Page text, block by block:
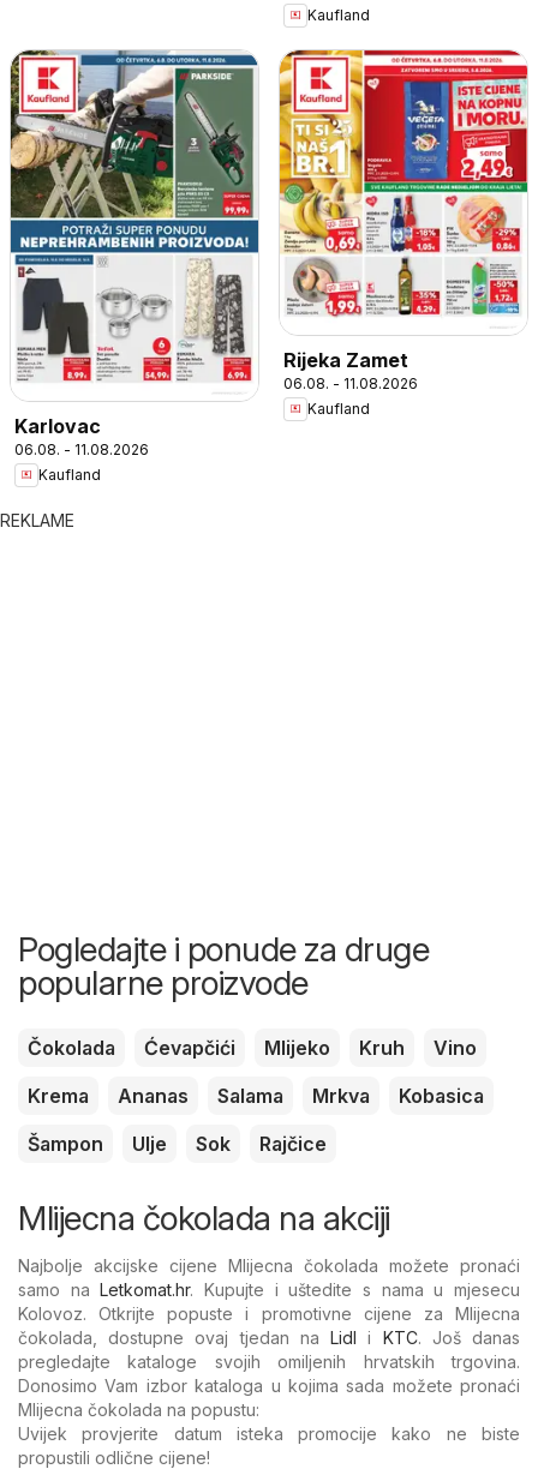
Kaufland
Karlovac
06.08. - 11.08.2026
Kaufland
Rijeka Zamet
06.08. - 11.08.2026
Kaufland
REKLAME
Pogledajte i ponude za druge
popularne proizvode
Čokolada Ćevapčići Mlijeko Kruh
Vino
Krema
Ananas Salama Mrkva
Kobasica
Šampon
Ulje Sok Rajčice
Mlijecna čokolada na akciji
Najbolje akcijske cijene Mlijecna čokolada možete pronaći
samo naLetkomat.hr. Kupujte i uštedite s nama u mjesecu
Kolovoz. Otkrijte popuste i promotivne cijene za Mlijecna
čokolada, dostupne ovaj tjedan naLidl i KTC. Još danas
pregledajte kataloge svojih omiljenih hrvatskih trgovina.
Donosimo Vam izbor kataloga u kojima sada možete pronaći
Mlijecna čokolada na popustu:
Uvijek provjerite datum isteka promocije kako ne biste
propustili odlične cijene!